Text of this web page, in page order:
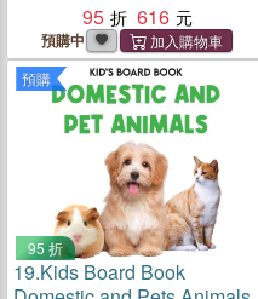
95
616
預購中
預購
95 折
19.Kids Board Book